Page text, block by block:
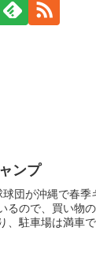
ンプ
団が沖縄で春
るので、買い物
、駐車場は満車